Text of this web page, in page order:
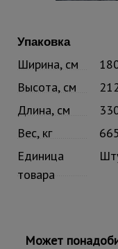
Упаковка
Ширина, см
Высота, см
Длина, см
Вес, кг
Единица
товара
Может